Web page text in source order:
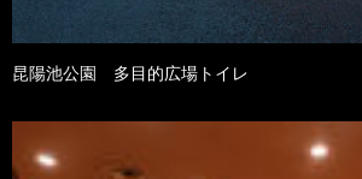
昆陽池公園 多目的広場トイレ